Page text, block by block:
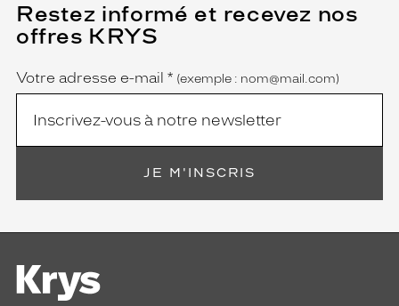
Restez informé et recevez nos
offres KRYS
Name
Votre adresse e-mail *
(Ce
champ
est
obligatoire)
(exemple : nom@mail.com)
JE M'INSCRIS